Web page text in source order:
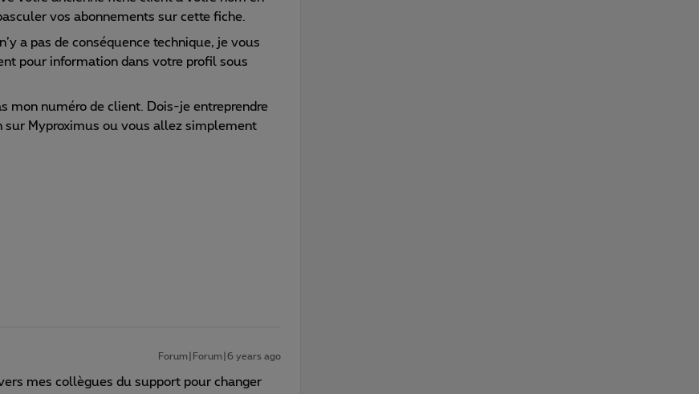
vos abonnements sur cette fiche.
a pas de conséquence technique, je vous
pour information dans votre profil sous
mon numéro de client. Dois-je entreprendre
Myproximus ou vous allez simplement
Forum|Forum|6 years ago
mes collègues du support pour changer